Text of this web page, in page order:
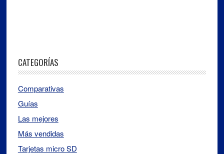
CATEGORÍAS
Comparativas
Guías
Las mejores
Más vendidas
Tarjetas micro SD